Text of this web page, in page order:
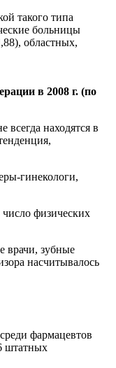
такого типа
больницы
областных,
в 2008 г. (по
находятся в
гинекологи,
физических
врачи, зубные
насчитывалось
фармацевтов
штатных